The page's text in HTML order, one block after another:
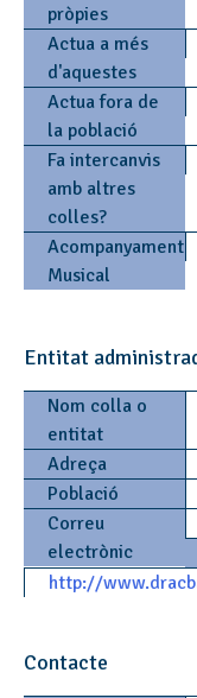
pròpies
Actua a més
d'aquestes
Actua fora de
la població
Fa intercanvis
amb altres
colles?
Acompanyament
Musical
Entitat
Nom colla o
entitat
Adreça
Població
Correu
electrònic
http://
Contacte